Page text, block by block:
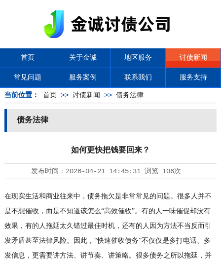
首页 关于金诚 地区服务 讨债新闻
常见问题 服务案例 联系我们 服务支持
当前位置： 首页 >> 讨债新闻 >> 债务法律
债务法律
如何更快把钱要回来？
发布时间： 2026-04-21 14:45:31浏览 106次
在现实生活和商业往来中，债务拖欠是非常常见的问题。很多人并不
是不想催收，而是不知道该怎么“高效催收”。有的人一味催促却没有
效果，有的人拖延太久错过最佳时机，还有的人因为方法不当反而引
发矛盾甚至法律风险。因此，“快速催收债务”不仅仅是多打电话、多
发信息，更需要讲方法、讲节奏、讲策略。很多债务之所以拖延，并